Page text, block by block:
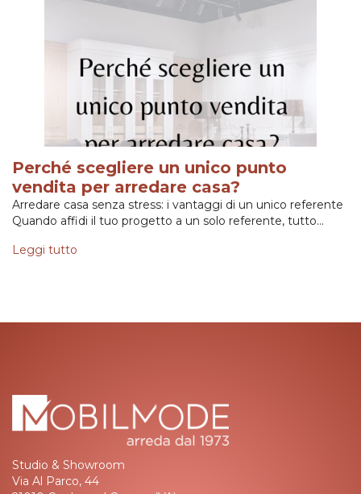
Perché scegliere un unico punto
vendita per arredare casa?
Arredare casa senza stress: i vantaggi di un unico referente
Quando affidi il tuo progetto a un solo referente, tutto…
Leggi tutto
Studio & Showroom
Via Al Parco, 44